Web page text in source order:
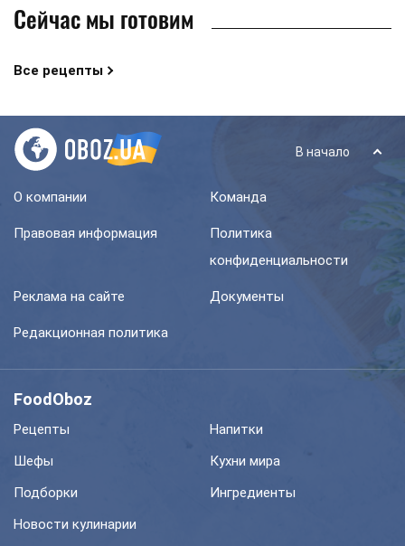
Сейчас мы готовим
Все рецепты
В начало
О компании Команда
Правовая информация
Политика
конфиденциальности
Реклама на сайте Документы
Редакционная политика
FoodOboz
Рецепты
Напитки
Шефы
Кухни мира
Подборки
Ингредиенты
Новости кулинарии